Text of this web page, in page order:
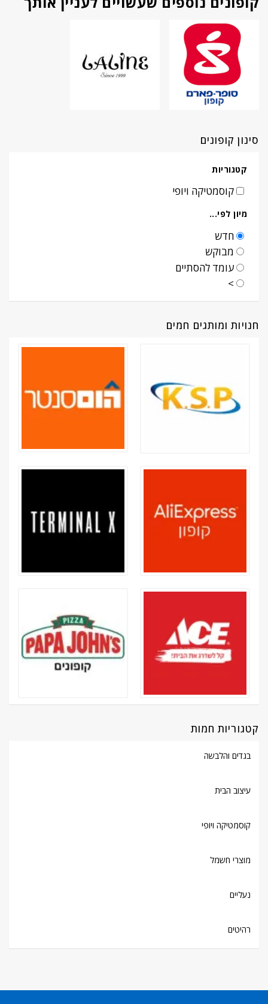
סינון קופונים
קטגוריות
קוסמטיקה ויופי
מיון לפי...
חדש
מבוקש
עומד להסתיים
>
חנויות ומותגים חמים
קטגוריות חמות
בגדים והלבשה
עיצוב הבית
קוסמטיקה ויופי
מוצרי חשמל
נעליים
רהיטים